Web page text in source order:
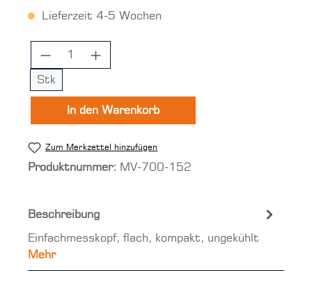
Lieferzeit 4-5 Wochen
Produkt Anzahl: Gib den
Stk
In den Warenkorb
Zum Merkzettel hinzufügen
Produktnummer: MV-700-152
Beschreibung
Einfachmesskopf, flach, kompakt, ungekühlt
Mehr